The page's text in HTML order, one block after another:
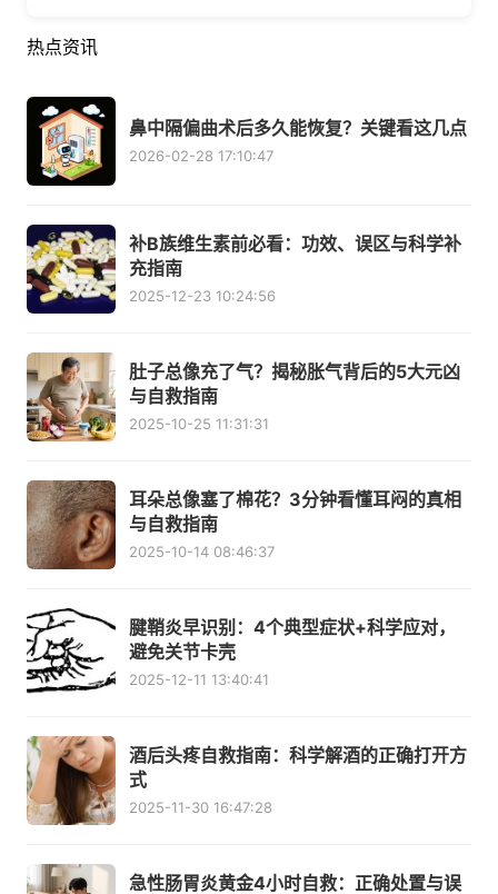
热点资讯
鼻中隔偏曲术后多久能恢复？关键看这几点
2026-02-28 17:10:47
补B族维生素前必看：功效、误区与科学补
充指南
2025-12-23 10:24:56
肚子总像充了气？揭秘胀气背后的5大元凶
与自救指南
2025-10-25 11:31:31
耳朵总像塞了棉花？3分钟看懂耳闷的真相
与自救指南
2025-10-14 08:46:37
腱鞘炎早识别：4个典型症状+科学应对，
避免关节卡壳
2025-12-11 13:40:41
酒后头疼自救指南：科学解酒的正确打开方
式
2025-11-30 16:47:28
急性肠胃炎黄金4小时自救：正确处置与误